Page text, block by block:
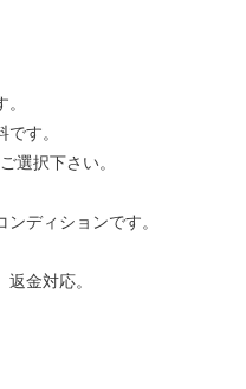
す。
選択下さい。
ディションです。
金対応。